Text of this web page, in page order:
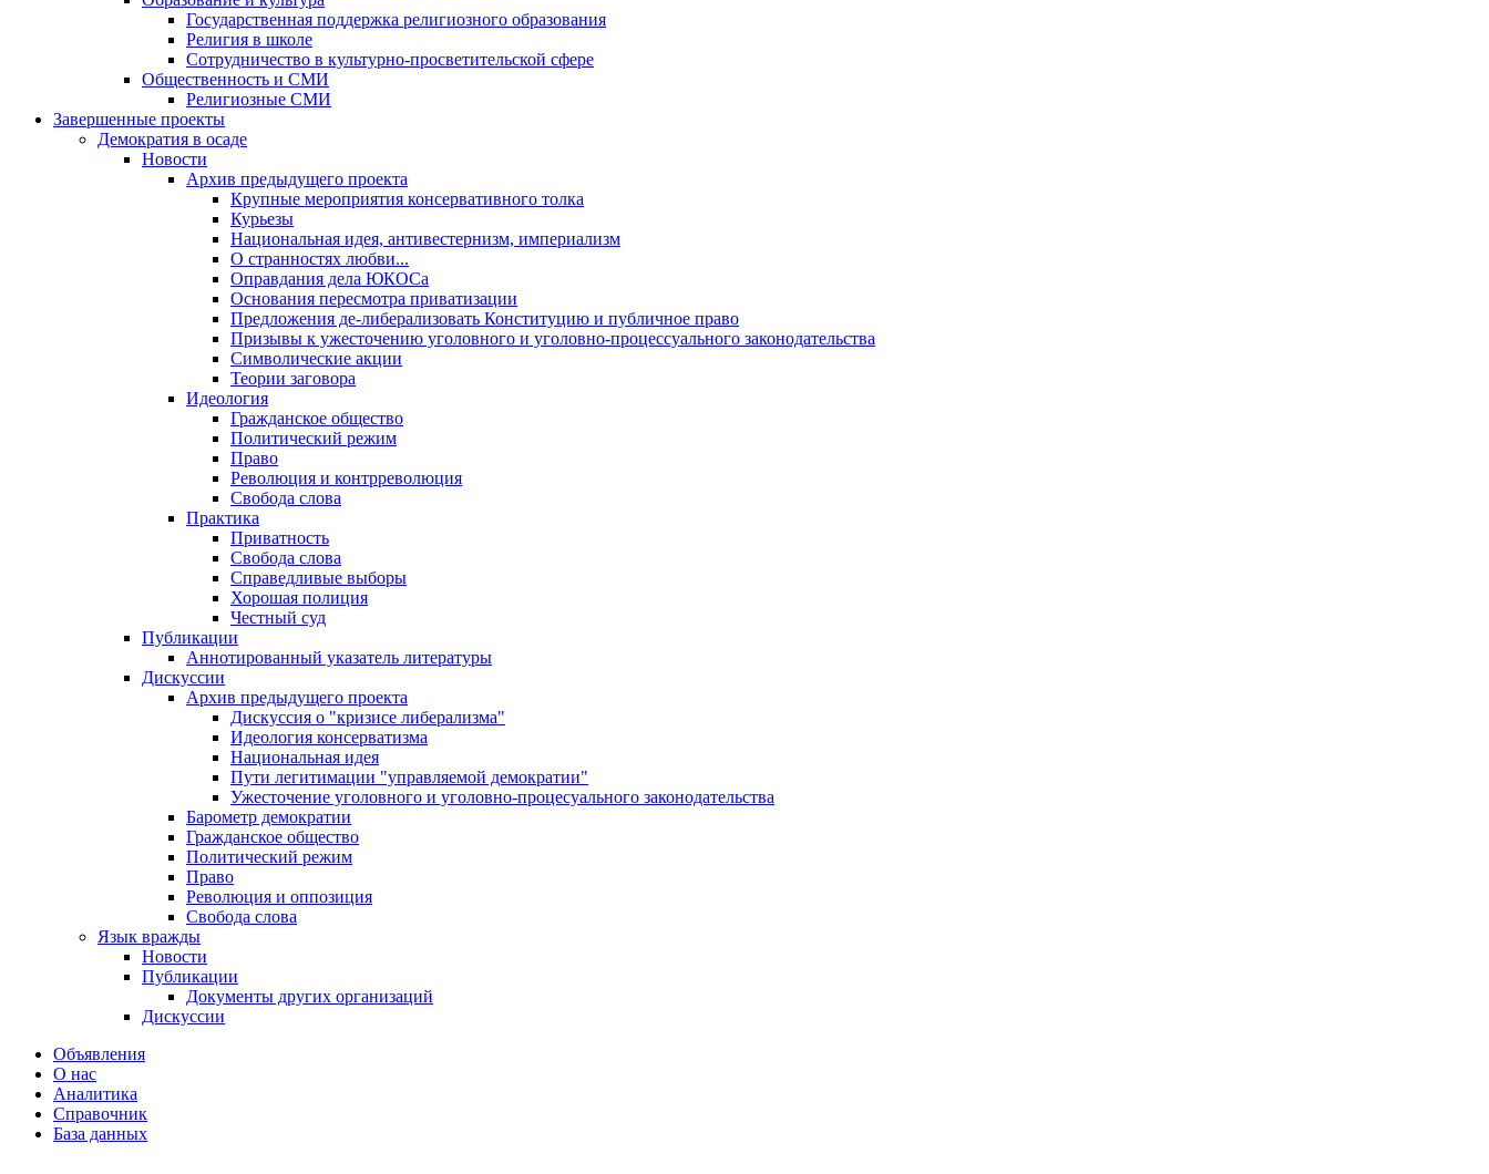
Государственная поддержка религиозного образования
Религия в школе
Сотрудничество в культурно-просветительской сфере
Общественность и СМИ
Религиозные СМИ
Завершенные проекты
Демократия в осаде
Новости
Архив предыдущего проекта
Крупные мероприятия консервативного толка
Курьезы
Национальная идея, антивестернизм, империализм
О странностях любви...
Оправдания дела ЮКОСа
Основания пересмотра приватизации
Предложения де-либерализовать Конституцию и публичное право
Призывы к ужесточению уголовного и уголовно-процессуального законодательства
Символические акции
Теории заговора
Идеология
Гражданское общество
Политический режим
Право
Революция и контрреволюция
Свобода слова
Практика
Приватность
Свобода слова
Справедливые выборы
Хорошая полиция
Честный суд
Публикации
Аннотированный указатель литературы
Дискуссии
Архив предыдущего проекта
Дискуссия о "кризисе либерализма"
Идеология консерватизма
Национальная идея
Пути легитимации "управляемой демократии"
Ужесточение уголовного и уголовно-процесуального законодательства
Барометр демократии
Гражданское общество
Политический режим
Право
Революция и оппозиция
Свобода слова
Язык вражды
Новости
Публикации
Документы других организаций
Дискуссии
Объявления
О нас
Аналитика
Справочник
База данных